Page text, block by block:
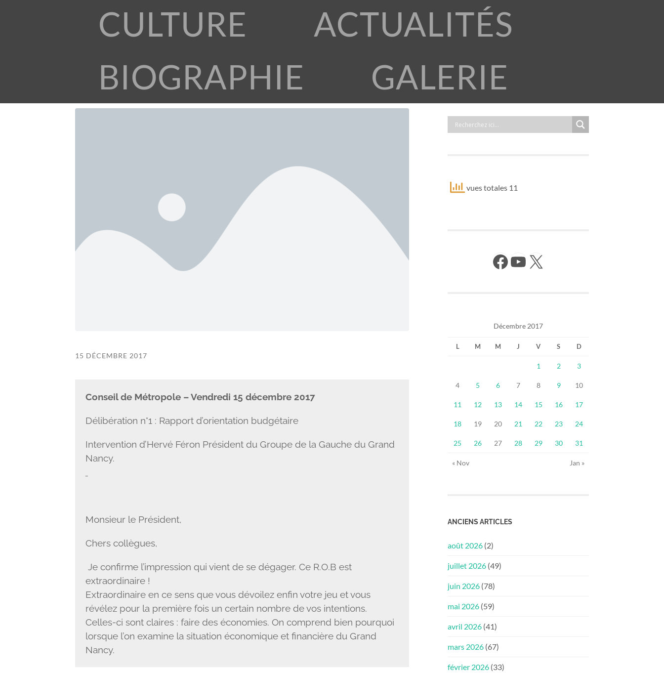
CULTURE
ACTUALITÉS
BIOGRAPHIE
GALERIE
15 DÉCEMBRE 2017
Conseil de Métropole – Vendredi 15 décembre 2017
Délibération n°1 : Rapport d’orientation budgétaire
Intervention d’Hervé Féron Président du Groupe de la Gauche du Grand
Nancy.
Monsieur le Président,
Chers collègues,
Je confirme l’impression qui vient de se dégager. Ce R.O.B est
extraordinaire !
Extraordinaire en ce sens que vous dévoilez enfin votre jeu et vous
révélez pour la première fois un certain nombre de vos intentions.
Celles-ci sont claires : faire des économies. On comprend bien pourquoi
lorsque l’on examine la situation économique et financière du Grand
Nancy.
vues totales 11
Facebook YouTube X
Décembre 2017
L M M J V S D
1 2 3
4 5 6 7 8 9 10
11 12 13 14 15 16 17
18 19 20 21 22 23 24
25 26 27 28 29 30 31
« Nov Jan »
ANCIENS ARTICLES
août 2026 (2)
juillet 2026 (49)
juin 2026 (78)
mai 2026 (59)
avril 2026 (41)
mars 2026 (67)
février 2026 (33)